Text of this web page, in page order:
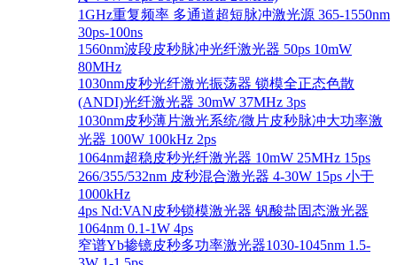
1GHz重复频率 多通道超短脉冲激光源 365-1550nm
30ps-100ns
1560nm波段皮秒脉冲光纤激光器 50ps 10mW
80MHz
1030nm皮秒光纤激光振荡器 锁模全正态色散
(ANDI)光纤激光器 30mW 37MHz 3ps
1030nm皮秒薄片激光系统/微片皮秒脉冲大功率激
光器 100W 100kHz 2ps
1064nm超稳皮秒光纤激光器 10mW 25MHz 15ps
266/355/532nm 皮秒混合激光器 4-30W 15ps 小于
1000kHz
4ps Nd:VAN皮秒锁模激光器 钒酸盐固态激光器
1064nm 0.1-1W 4ps
窄谱Yb掺镱皮秒多功率激光器1030-1045nm 1.5-